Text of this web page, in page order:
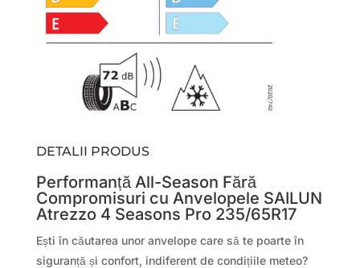
DETALII PRODUS
Performanță All-Season Fără
Compromisuri cu Anvelopele SAILUN
Atrezzo 4 Seasons Pro 235/65R17
Ești în căutarea unor anvelope care să te poarte în
siguranță și confort, indiferent de condițiile meteo?